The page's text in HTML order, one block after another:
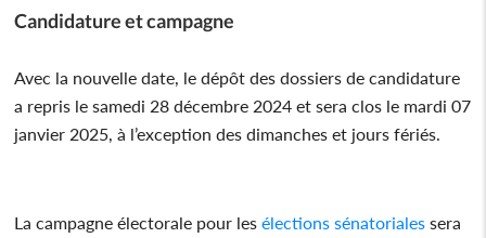
Candidature et campagne
Avec la nouvelle date, le dépôt des dossiers de candidature
a repris le samedi 28 décembre 2024 et sera clos le mardi 07
janvier 2025, à l’exception des dimanches et jours fériés.
La campagne électorale pour les élections sénatoriales sera